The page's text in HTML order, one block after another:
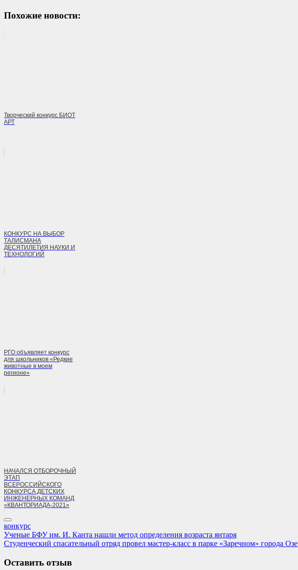
Похожие новости:
Творческий конкурс БИОТ
АРТ
КОНКУРС НА ВЫБОР
ТАЛИСМАНА
ДЕСЯТИЛЕТИЯ НАУКИ И
ТЕХНОЛОГИЙ
РГО объявляет конкурс
для школьников «Редкие
животные в моем
регионе»
НАЧАЛСЯ ОТБОРОЧНЫЙ
ЭТАП
ВСЕРОССИЙСКОГО
КОНКУРСА ДЕТСКИХ
ИНЖЕНЕРНЫХ КОМАНД
«КВАНТОРИАДА-2021»
конкурс
Навигация
по
записям
Previous
Post:
Ученые БФУ им. И. Канта нашли метод определения возраста янтаря
Next
Студенческий спасательный отряд провел мастер-класс в парке «Заречном» города
Оставить отзыв